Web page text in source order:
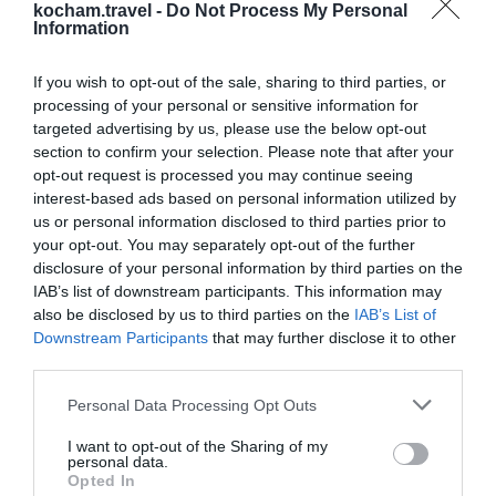
kocham.travel - Do Not Process My Personal
Information
If you wish to opt-out of the sale, sharing to third parties, or
processing of your personal or sensitive information for
targeted advertising by us, please use the below opt-out
section to confirm your selection. Please note that after your
opt-out request is processed you may continue seeing
interest-based ads based on personal information utilized by
us or personal information disclosed to third parties prior to
your opt-out. You may separately opt-out of the further
disclosure of your personal information by third parties on the
IAB’s list of downstream participants. This information may
also be disclosed by us to third parties on the IAB’s List of
Downstream Participants that may further disclose it to other
Personal Data Processing Opt Outs
I want to opt-out of the Sharing of my
personal data.
Opted In
0 07.07.2025• 4 min
Popularne Top kierunki
Chorwacja. Morskie Organy i
Pozdrowienie Słońca – unikalne
atrakcje Zadaru, które trzeba
zobaczyć.
Odkryj dwie najbardziej niezwykłe
atrakcje Chorwacji, które łączą naturę,
sztukę i technologię. Zadar, perła
Dalmacji, zaprasza na niezapomniany
spektakl dźwięku i światła,
rozgrywający się każdego dnia na jego
1 03.04.2026•10 min
2
Zadar: gdzie zjeść — lokalne klasyki
i street food?
Zadar, malownicze miasto położone na
historii i kultury, ale również ze
znakomitej kuchni. W tym przewodniku
omówimy najlepsze miejsca, gdzie
Weekend w Zadarze: 48 godzin
Zadar to jedno z najpiękniejszych miejsc
w Chorwacji, które można odkryć w